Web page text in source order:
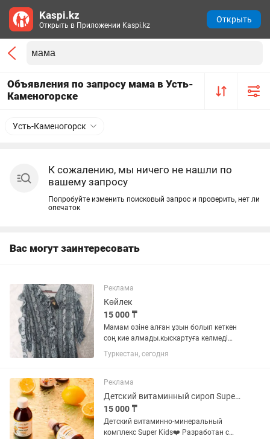
Объявления по запросу мама в Усть-
Каменогорске
Усть-Каменогорск
К сожалению, мы ничего не нашли по
вашему запросу
Попробуйте изменить поисковый запрос и проверить, нет ли
опечаток
Вас могут заинтересовать
Реклама
Көйлек
15 000 ₸
Мамам өзіне алған ұзын болып кеткен
соң кие алмады.кыскартуға келмеді
модасы кетіп калады.16500теңге өз
бағасы келісеміз
Туркестан, сегодня
Реклама
Детский витаминный сироп Super Kids
15 000 ₸
Детский витаминно-минеральный
комплекс Super Kids❤️ Разработан с
Kaspi.kz
Открыть в Приложении Kaspi.kz
Открыть